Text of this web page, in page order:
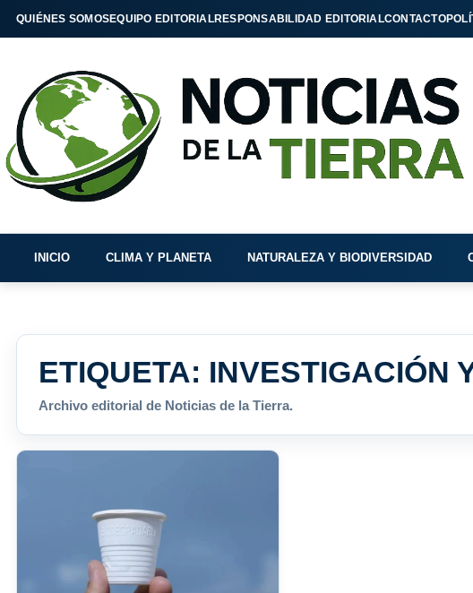
QUIÉNES SOMOSEQUIPO EDITORIALRESPONSABILIDAD EDITORIALCONTACTO
INICIO CLIMA Y PLANETA NATURALEZA Y BIODIVERSIDAD
ETIQUETA: INVESTIGACIÓN
Archivo editorial de Noticias de la Tierra.